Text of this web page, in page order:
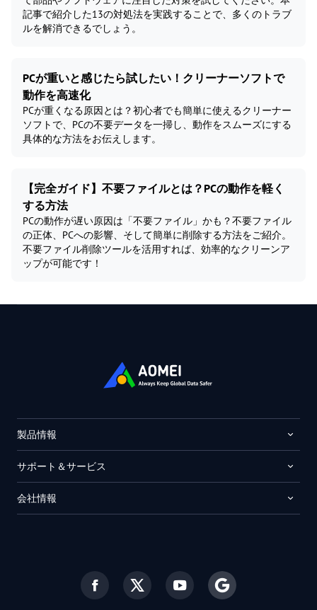
記事で紹介した13の対処法を実践することで、多くのトラブ
ルを解消できるでしょう。
PCが重いと感じたら試したい！クリーナーソフトで
動作を高速化
PCが重くなる原因とは？初心者でも簡単に使えるクリーナー
ソフトで、PCの不要データを一掃し、動作をスムーズにする
具体的な方法をお伝えします。
【完全ガイド】不要ファイルとは？PCの動作を軽く
する方法
PCの動作が遅い原因は「不要ファイル」かも？不要ファイル
の正体、PCへの影響、そして簡単に削除する方法をご紹介。
不要ファイル削除ツールを活用すれば、効率的なクリーンア
ップが可能です！
製品情報
サポート＆サービス
会社情報